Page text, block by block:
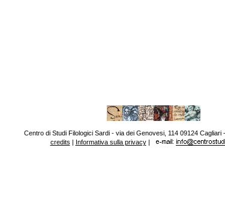
Centro di Studi Filologici Sardi - via dei Genovesi, 114 09124 Cagliari
credits | Informativa sulla privacy|